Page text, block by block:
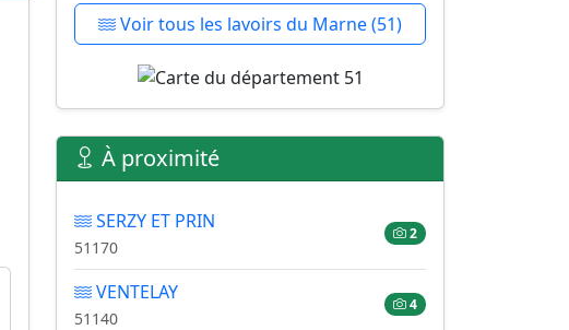
Voir tous les lavoirs du Marne (51)
À proximité
SERZY ET PRIN
51170
2
VENTELAY
51140
4